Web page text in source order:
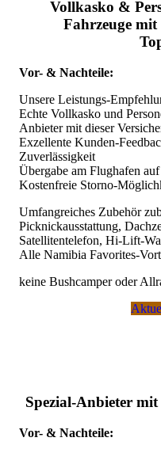
akzeptablen Preisen:
Lufthansa Discover
direkt nach
Edelweissfliegt Juni
Direktverbindung
Lufthansafliegt ab
über Partner weiter
Swissfliegt ab Zürich
Partner weiter nach
Ethiopianfliegt ab
Österreich (Wien)
Windhoek mit
Condorfliegt ab
Partner weiter nach
Victoria Falls, Kapstadt
Flughäfen für beliebte
angebunden.
Flüge werden je nach
veröffentlicht und ab der
Warten und hoffen auf
Mietwagen und
Mietwagen und Camper
Vollkasko &
Fahrzeuge
Vor- & Nachteile:
Unsere Leistungs-
Echte Vollkasko und
Anbieter mit dieser
Exzellente Kunden-
Zuverlässigkeit
Übergabe am Flughafen
Kostenfreie Storno-
Umfangreiches Zubehör
Picknickausstattung,
Satellitentelefon, Hi-Lift-
Alle Namibia Favorites-
keine Bushcamper oder
Spezial-Anbieter
Vor- & Nachteile: